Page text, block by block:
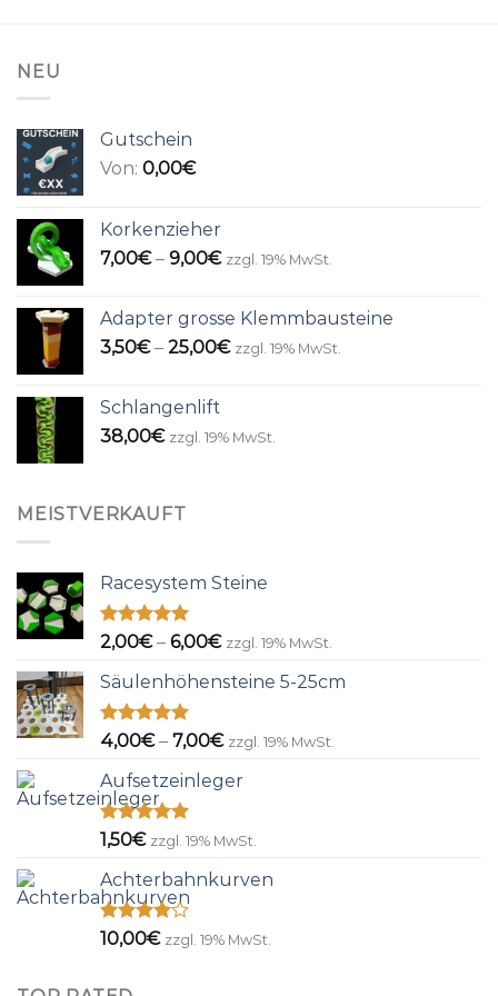
NEU
Gutschein
Von: 0,00€
Korkenzieher
7,00€ – 9,00€Preisspanne:
9,00€
zzgl. 19% MwSt.
Adapter grosse Klemmbausteine
3,50€ – 25,00€Preisspanne:
zzgl. 19% MwSt.
Schlangenlift
38,00€ zzgl. 19% MwSt.
MEISTVERKAUFT
Racesystem Steine
Bewertet
von 5
2,00€ – 6,00€Preisspanne:
bis
zzgl. 19% MwSt.
Säulenhöhensteine 5-25cm
Bewertet
von 5
4,00€ – 7,00€Preisspanne:
bis
zzgl. 19% MwSt.
Aufsetzeinleger
Bewertet
von 5
1,50€ zzgl. 19% MwSt.
Achterbahnkurven
Bewertet
10,00€ zzgl. 19% MwSt.